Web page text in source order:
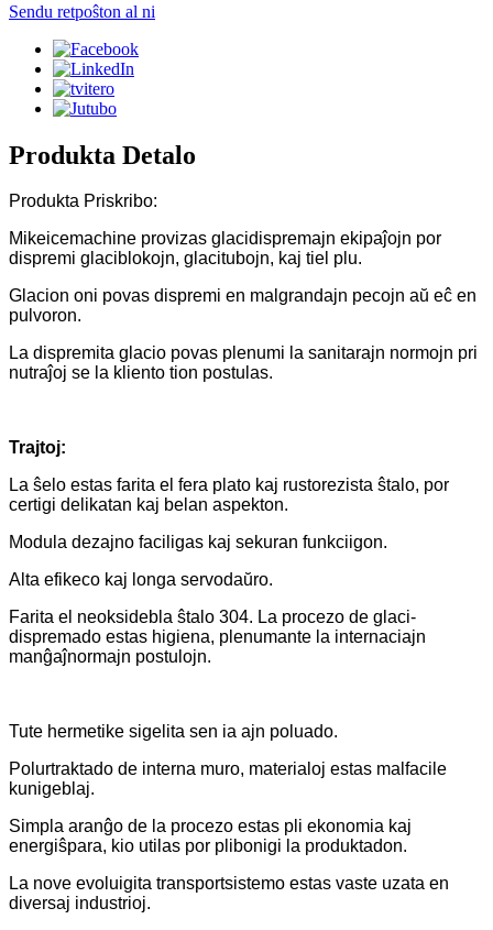
Sendu retpoŝton al ni
Produkta Detalo
Produkta Priskribo:
Mikeicemachine provizas glacidispremajn ekipaĵojn por
dispremi glaciblokojn, glacitubojn, kaj tiel plu.
Glacion oni povas dispremi en malgrandajn pecojn aŭ eĉ en
pulvoron.
La dispremita glacio povas plenumi la sanitarajn normojn pri
nutraĵoj se la kliento tion postulas.
Trajtoj:
La ŝelo estas farita el fera plato kaj rustorezista ŝtalo, por
certigi delikatan kaj belan aspekton.
Modula dezajno faciligas kaj sekuran funkciigon.
Alta efikeco kaj longa servodaŭro.
Farita el neoksidebla ŝtalo 304. La procezo de glaci-
dispremado estas higiena, plenumante la internaciajn
manĝaĵnormajn postulojn.
Tute hermetike sigelita sen ia ajn poluado.
Polurtraktado de interna muro, materialoj estas malfacile
kunigeblaj.
Simpla aranĝo de la procezo estas pli ekonomia kaj
energiŝpara, kio utilas por plibonigi la produktadon.
La nove evoluigita transportsistemo estas vaste uzata en
diversaj industrioj.